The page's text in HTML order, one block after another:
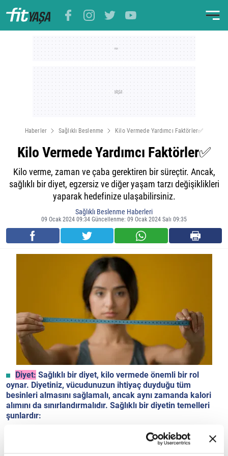
Haberler Sağlıklı Beslenme Kilo Vermede Yardımcı Faktörler✅
Kilo Vermede Yardımcı Faktörler✅
Kilo verme, zaman ve çaba gerektiren bir süreçtir. Ancak,
sağlıklı bir diyet, egzersiz ve diğer yaşam tarzı değişiklikleri
yaparak hedefinize ulaşabilirsiniz.
Sağlıklı Beslenme Haberleri
09 Ocak 2024 09:34 Güncellenme: 09 Ocak 2024 Salı 09:35
Diyet: Sağlıklı bir diyet, kilo vermede önemli bir rol
oynar. Diyetiniz, vücudunuzun ihtiyaç duyduğu tüm
besinleri almasını sağlamalı, ancak aynı zamanda kalori
alımını da sınırlandırmalıdır. Sağlıklı bir diyetin temelleri
şunlardır:
Meyve, sebze ve kepekli tahıllar gibi lif bakımından zengin besinleri seçin. Lif,
tok hissetmenize yardımcı olur ve kilo vermenize yardımcı olabilir.